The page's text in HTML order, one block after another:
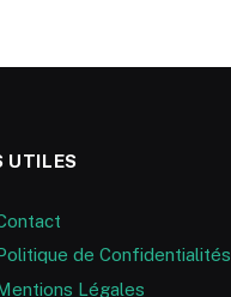
UTILES
de Confidentialités
Légales